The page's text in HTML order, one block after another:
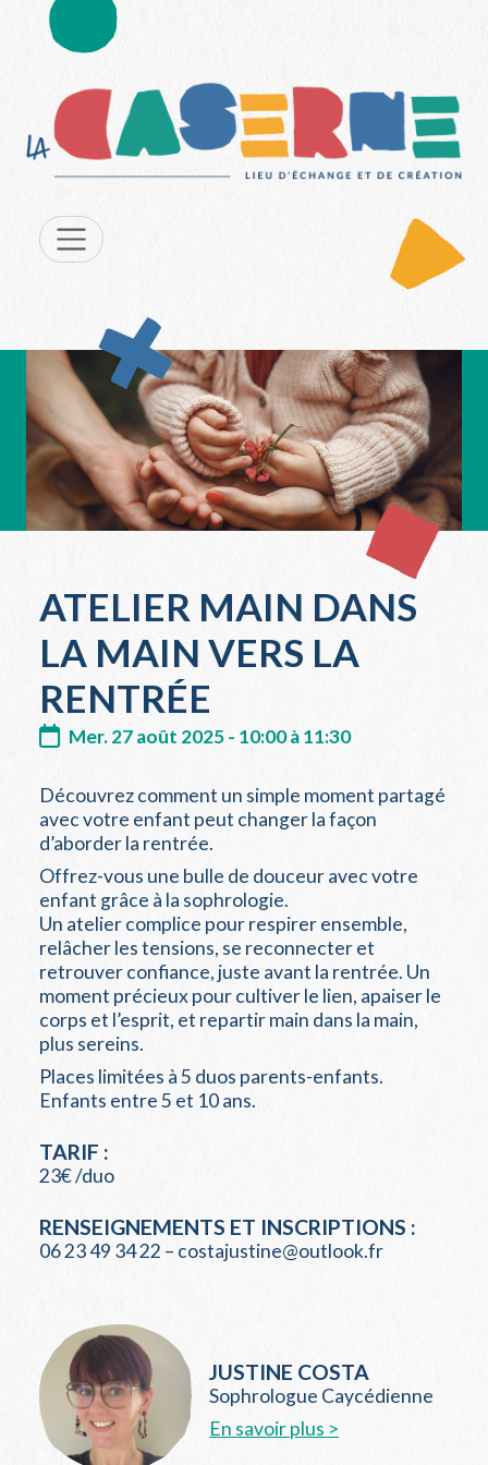
ATELIER MAIN DANS
LA MAIN VERS LA
RENTRÉE
Mer. 27 août 2025 - 10:00 à 11:30
Découvrez comment un simple moment partagé
avec votre enfant peut changer la façon
d’aborder la rentrée.
Offrez-vous une bulle de douceur avec votre
enfant grâce à la sophrologie.
Un atelier complice pour respirer ensemble,
relâcher les tensions, se reconnecter et
retrouver confiance, juste avant la rentrée. Un
moment précieux pour cultiver le lien, apaiser le
corps et l’esprit, et repartir main dans la main,
plus sereins.
Places limitées à 5 duos parents-enfants.
Enfants entre 5 et 10 ans.
TARIF :
23€ /duo
RENSEIGNEMENTS ET INSCRIPTIONS :
06 23 49 34 22 – costajustine@outlook.fr
JUSTINE COSTA
Sophrologue Caycédienne
En savoir plus >